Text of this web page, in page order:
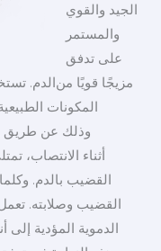
الجيد والقوي
والمستمر
على تدفق
الدم.مزيجًا قويًا من
المكونات
وذلك عن طريق
أثناء الانتصاب،
القضيب بالدم.
القضيب وصلابته.
الدموية المؤدية